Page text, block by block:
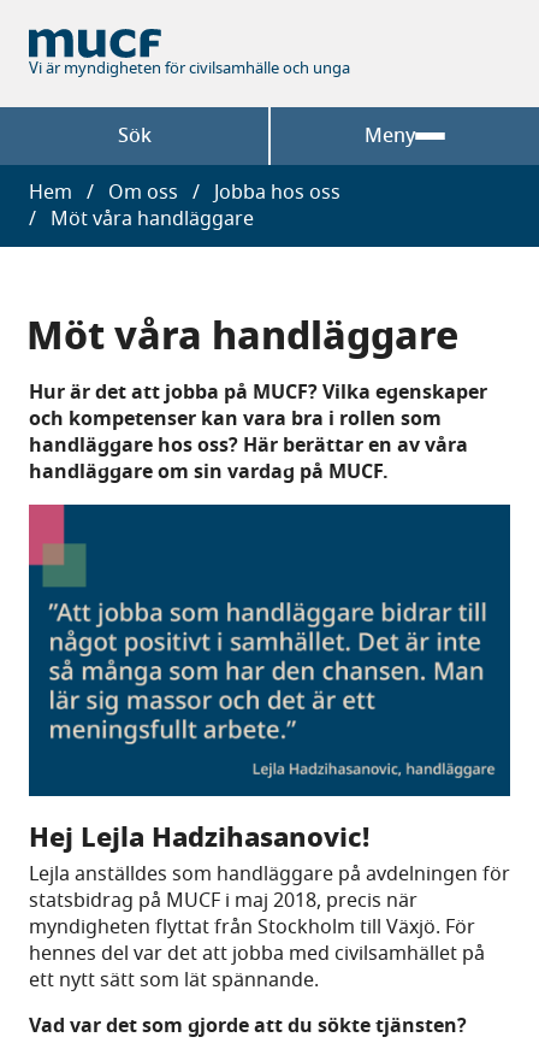
huvudinnehåll
Vi är myndigheten för civilsamhälle och unga
Sök Meny
Länkstig
Hem Om oss
Jobba hos oss
Möt våra handläggare
Möt våra handläggare
Hur är det att jobba på MUCF? Vilka egenskaper
och kompetenser kan vara bra i rollen som
handläggare hos oss? Här berättar en av våra
handläggare om sin vardag på MUCF.
Hej Lejla Hadzihasanovic!
Lejla anställdes som handläggare på avdelningen för
statsbidrag på MUCF i maj 2018, precis när
myndigheten flyttat från Stockholm till Växjö. För
hennes del var det att jobba med civilsamhället på
ett nytt sätt som lät spännande.
Vad var det som gjorde att du sökte tjänsten?